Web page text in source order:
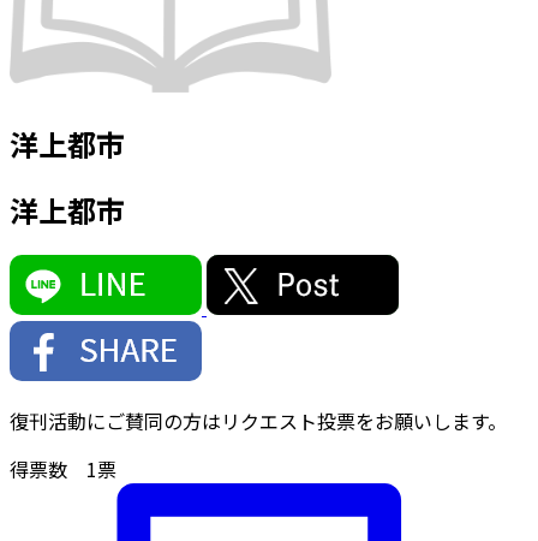
洋上都市
洋上都市
復刊活動にご賛同の方はリクエスト投票をお願いします。
得票数 1票